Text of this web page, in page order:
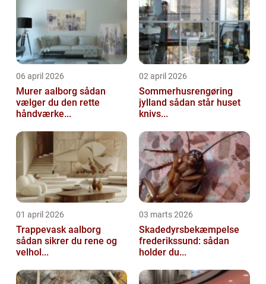
06 april 2026
Murer aalborg sådan
vælger du den rette
håndværke...
02 april 2026
Sommerhusrengøring
jylland sådan står huset
knivs...
01 april 2026
Trappevask aalborg
sådan sikrer du rene og
velhol...
03 marts 2026
Skadedyrsbekæmpelse
frederikssund: sådan
holder du...